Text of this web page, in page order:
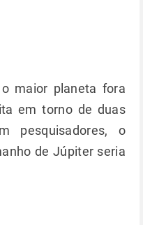
maior planeta fora
em torno de duas
pesquisadores, o
de Júpiter seria